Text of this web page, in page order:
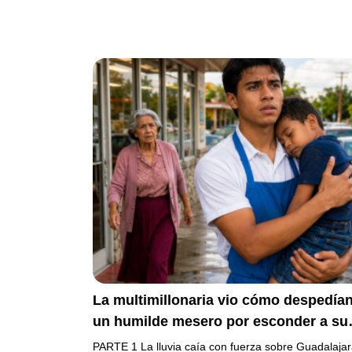
La multimillonaria vio cómo
un humilde mesero por esconder a su
hermanito enfermo… pero el
PARTE 1 La lluvia caía con fuerza sobre